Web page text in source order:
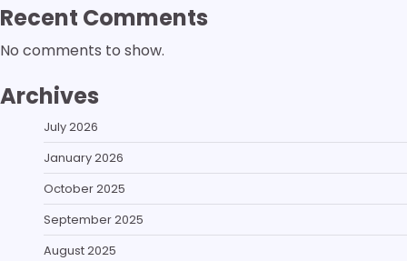
Recent Comments
No comments to show.
Archives
July 2026
January 2026
October 2025
September 2025
August 2025